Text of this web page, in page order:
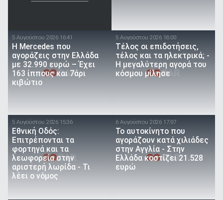
5 Αυγούστου 2026 16:41
Η Mercedes που
αγοράζεις στην Ελλάδα
με 32.990 ευρώ – Έχει
163 ίππους και 7άρι
κιβώτιο
5 Αυγούστου 2026 18:00
Τέλος οι επιδοτήσεις,
τέλος και τα ηλεκτρικά; -
Η μεγαλύτερη αγορά του
κόσμου μίλησε
5 Αυγούστου 2026 15:36
Εθνική Οδός:
Επιτρέπονται τα
φορτηγά και τα
λεωφορεία στην
αριστερή λωρίδα - Τι
λέει ο νόμος
6 Αυγούστου 2026 17:07
To αυτοκίνητο που
αγοράζουν κατά χιλιάδες
στην Αγγλία - Στην
Ελλάδα κοστίζει 21.528
ευρώ